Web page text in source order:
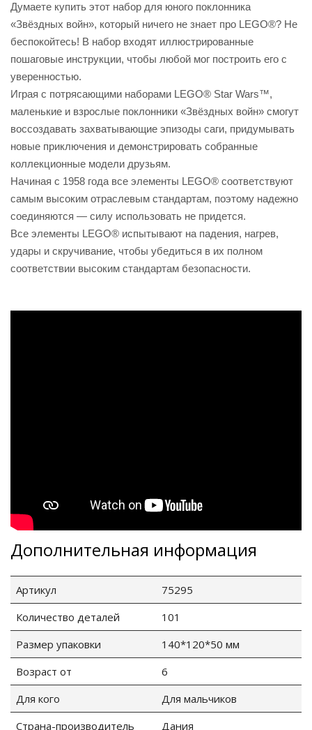
Думаете купить этот набор для юного поклонника
«Звёздных войн», который ничего не знает про LEGO®? Не
беспокойтесь! В набор входят иллюстрированные
пошаговые инструкции, чтобы любой мог построить его с
уверенностью.
Играя с потрясающими наборами LEGO® Star Wars™,
маленькие и взрослые поклонники «Звёздных войн» смогут
воссоздавать захватывающие эпизоды саги, придумывать
новые приключения и демонстрировать собранные
коллекционные модели друзьям.
Начиная с 1958 года все элементы LEGO® соответствуют
самым высоким отраслевым стандартам, поэтому надежно
соединяются — силу использовать не придется.
Все элементы LEGO® испытывают на падения, нагрев,
удары и скручивание, чтобы убедиться в их полном
соответствии высоким стандартам безопасности.
Дополнительная информация
Артикул
75295
Количество деталей
101
Размер упаковки
140*120*50 мм
Возраст от
6
Для кого
Для мальчиков
Страна-производитель
Дания